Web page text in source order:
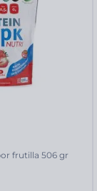
frutilla 506 gr